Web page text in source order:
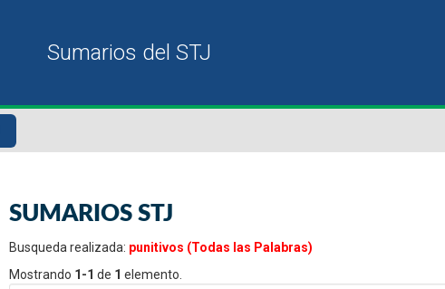
SUMARIOS STJ
Busqueda realizada: punitivos (Todas las Palabras)
Mostrando 1-1 de 1 elemento.